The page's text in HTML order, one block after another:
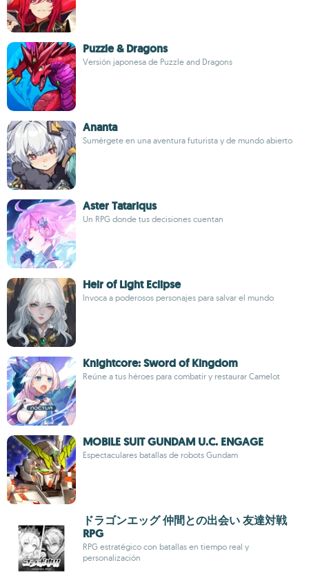
Puzzle & Dragons
Versión japonesa de Puzzle and Dragons
Ananta
Sumérgete en una aventura futurista y de mundo abierto
Aster Tatariqus
Un RPG donde tus decisiones cuentan
Heir of Light Eclipse
Invoca a poderosos personajes para salvar el mundo
Knightcore: Sword of Kingdom
Reúne a tus héroes para combatir y restaurar Camelot
MOBILE SUIT GUNDAM U.C. ENGAGE
Espectaculares batallas de robots Gundam
ドラゴンエッグ 仲間との出会い 友達対戦
RPG
RPG estratégico con batallas en tiempo real y
personalización